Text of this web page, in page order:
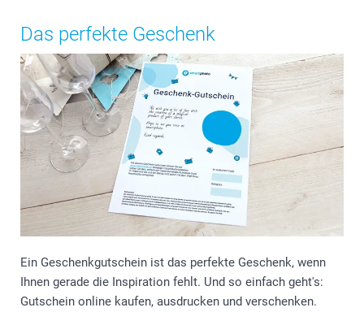
Das perfekte Geschenk
Ein Geschenkgutschein ist das perfekte Geschenk, wenn
Ihnen gerade die Inspiration fehlt. Und so einfach geht's:
Gutschein online kaufen, ausdrucken und verschenken.